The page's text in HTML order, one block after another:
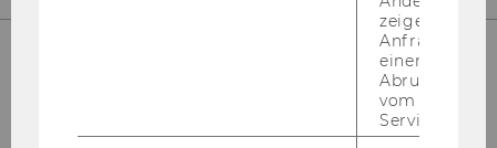
zeigen Opt-
Anfrage im
einen Fehler
Abrufen
vom AMP
Service an.